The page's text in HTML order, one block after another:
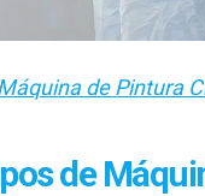
de Pintura
de